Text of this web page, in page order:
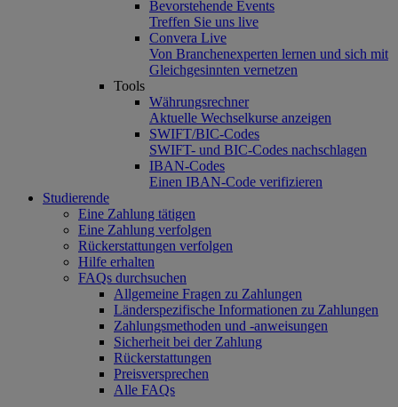
Bevorstehende Events
Treffen Sie uns live
Convera Live
Von Branchenexperten lernen und sich mit
Gleichgesinnten vernetzen
Tools
Währungsrechner
Aktuelle Wechselkurse anzeigen
SWIFT/BIC-Codes
SWIFT- und BIC-Codes nachschlagen
IBAN-Codes
Einen IBAN-Code verifizieren
Studierende
Eine Zahlung tätigen
Eine Zahlung verfolgen
Rückerstattungen verfolgen
Hilfe erhalten
FAQs durchsuchen
Allgemeine Fragen zu Zahlungen
Länderspezifische Informationen zu Zahlungen
Zahlungsmethoden und -anweisungen
Sicherheit bei der Zahlung
Rückerstattungen
Preisversprechen
Alle FAQs